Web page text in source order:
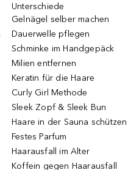
Unterschiede
Gelnägel selber machen
Dauerwelle pflegen
Schminke im Handgepäck
Milien entfernen
Keratin für die Haare
Curly Girl Methode
Sleek Zopf & Sleek Bun
Haare in der Sauna schützen
Festes Parfum
Haarausfall im Alter
Koffein gegen Haarausfall